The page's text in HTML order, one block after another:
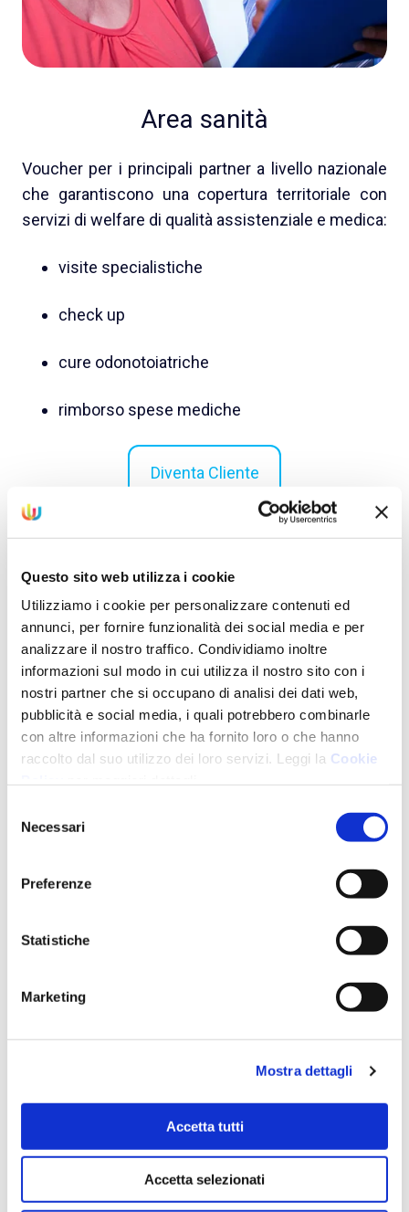
Questo sito web utilizza i cookie
Utilizziamo i cookie per personalizzare contenuti ed
annunci, per fornire funzionalità dei social media e per
analizzare il nostro traffico. Condividiamo inoltre
informazioni sul modo in cui utilizza il nostro sito con i
nostri partner che si occupano di analisi dei dati web,
pubblicità e social media, i quali potrebbero combinarle
con altre informazioni che ha fornito loro o che hanno
raccolto dal suo utilizzo dei loro servizi. Leggi la Cookie
delNecessari
Preferenze
Statistiche
Marketing
Mostra dettagli
Accetta tutti
Accetta selezionati
Area sanità
Voucher per i principali partner a livello nazionale
che garantiscono una copertura territoriale con
servizi di welfare di qualità assistenziale e medica:
visite specialistiche
check up
cure odonotoiatriche
rimborso spese mediche
Diventa Cliente
Area buoni acquisto
Numerose gift card per i migliori brand presenti
sul mercato: